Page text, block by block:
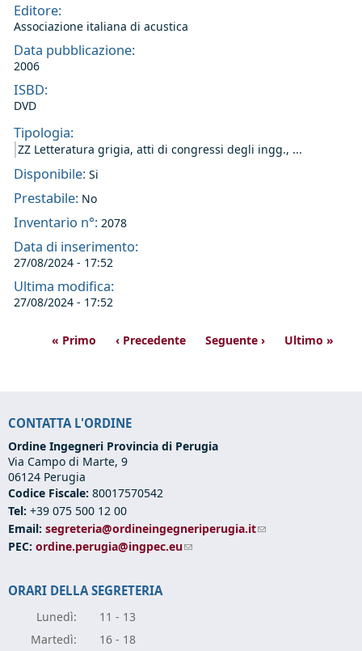
Editore:
Associazione italiana di acustica
Data pubblicazione:
2006
ISBD:
DVD
Tipologia:
ZZ Letteratura grigia, atti di congressi degli ingg., ...
Disponibile: Si
Prestabile: No
Inventario n°: 2078
Data di inserimento:
27/08/2024 - 17:52
Ultima modifica:
27/08/2024 - 17:52
« Primo ‹ Precedente Seguente › Ultimo »
CONTATTA L'ORDINE
Ordine Ingegneri Provincia di Perugia
Via Campo di Marte, 9
06124 Perugia
Codice Fiscale: 80017570542
Tel: +39 075 500 12 00
Email: segreteria@ordineingegneriperugia.it(link sends e-mail)
PEC: ordine.perugia@ingpec.eu(link sends e-mail)
ORARI DELLA SEGRETERIA
Lunedì:
11 - 13
Martedì: 16 - 18